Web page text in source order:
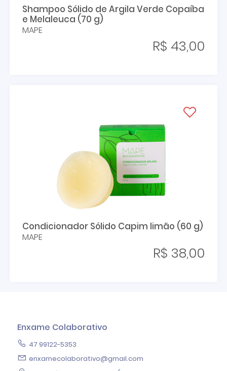
Shampoo Sólido de Argila Verde Copaíba
e Melaleuca (70 g)
MAPE
R$ 43,00
Condicionador Sólido Capim limão (60 g)
MAPE
R$ 38,00
Enxame Colaborativo
47 99122-5353
enxamecolaborativo@gmail.com